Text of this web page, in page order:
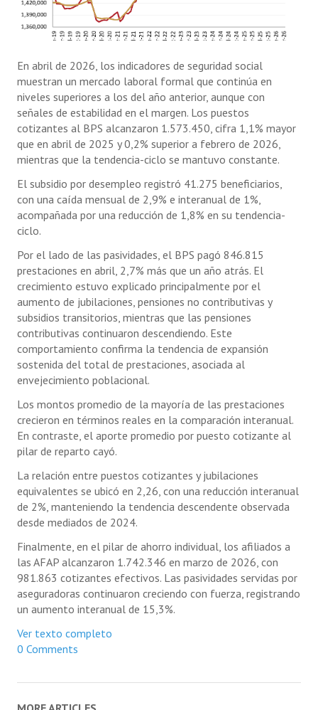
En abril de 2026, los indicadores de seguridad social
muestran un mercado laboral formal que continúa en
niveles superiores a los del año anterior, aunque con
señales de estabilidad en el margen. Los puestos
cotizantes al BPS alcanzaron 1.573.450, cifra 1,1% mayor
que en abril de 2025 y 0,2% superior a febrero de 2026,
mientras que la tendencia-ciclo se mantuvo constante.
El subsidio por desempleo registró 41.275 beneficiarios,
con una caída mensual de 2,9% e interanual de 1%,
acompañada por una reducción de 1,8% en su tendencia-
ciclo.
Por el lado de las pasividades, el BPS pagó 846.815
prestaciones en abril, 2,7% más que un año atrás. El
crecimiento estuvo explicado principalmente por el
aumento de jubilaciones, pensiones no contributivas y
subsidios transitorios, mientras que las pensiones
contributivas continuaron descendiendo. Este
comportamiento confirma la tendencia de expansión
sostenida del total de prestaciones, asociada al
envejecimiento poblacional.
Los montos promedio de la mayoría de las prestaciones
crecieron en términos reales en la comparación interanual.
En contraste, el aporte promedio por puesto cotizante al
pilar de reparto cayó.
La relación entre puestos cotizantes y jubilaciones
equivalentes se ubicó en 2,26, con una reducción interanual
de 2%, manteniendo la tendencia descendente observada
desde mediados de 2024.
Finalmente, en el pilar de ahorro individual, los afiliados a
las AFAP alcanzaron 1.742.346 en marzo de 2026, con
981.863 cotizantes efectivos. Las pasividades servidas por
aseguradoras continuaron creciendo con fuerza, registrando
un aumento interanual de 15,3%.
Ver texto completo
0 Comments